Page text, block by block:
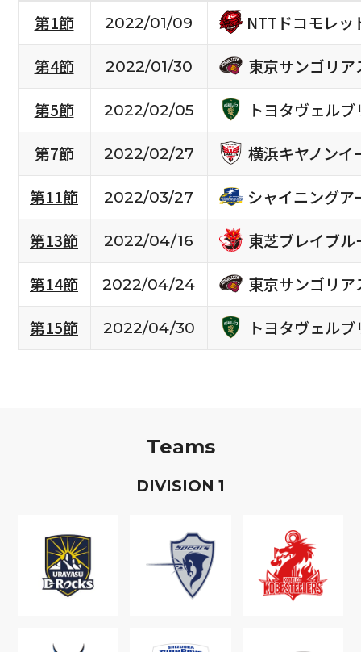
第1節 2022/01/09
NTTドコモレッ
第4節
2022/01/30
東京サンゴリア
第5節
2022/02/05
トヨタヴェル
第7節
2022/02/27
横浜キヤノンイ
第11節
2022/03/27
シャイニング
第13節
2022/04/16
東芝ブレイブ
第14節
2022/04/24
東京サンゴリア
第15節
2022/04/30 トヨタヴェル
Teams
DIVISION 1